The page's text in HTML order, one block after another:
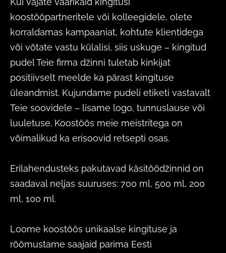
koostööpartneritele või kolleegidele, olete
korraldamas kampaaniat, kohtute klientidega
või võtate vastu külalisi, siis uskuge – kingitud
pudel Teie firma džinni tuletab kinkijat
positiivselt meelde ka pärast kingituse
üleandmist. Kujundame pudeli etiketi vastavalt
Teie soovidele – lisame logo, tunnuslause või
luuletuse. Koostöös meie meistritega on
võimalikud ka erisoovid retsepti osas.
Erilahendusteks pakutavad käsitöödžinnid on
saadaval neljas suuruses: 700 ml, 500 ml, 200
ml, 100 ml.
Loome koostöös unikaalse kingituse ja
rõõmustame saajaid parima Eesti